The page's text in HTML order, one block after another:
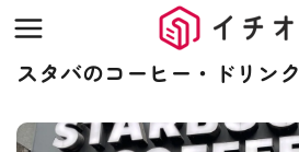
スタバのコーヒー・ドリンク